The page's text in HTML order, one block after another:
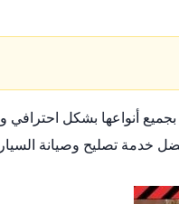
بشكل احترافي
خدمة تصليح وصيانة